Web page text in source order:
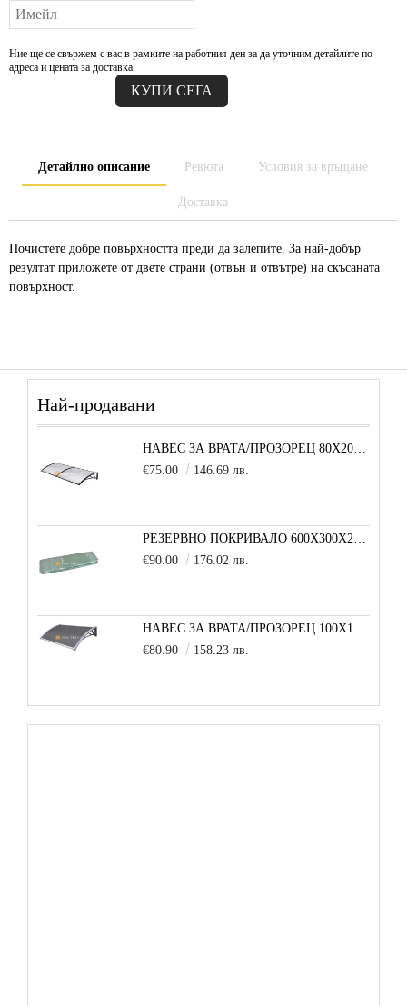
Ние ще се свържем с вас в рамките на работния ден за да уточним детайлите по
адреса и цената за доставка.
Детайлно описание Ревюта Условия за връщане
Доставка
Почистете добре повърхността преди да залепите. За най-добър
резултат приложете от двете страни (отвън и отвътре) на скъсаната
повърхност.
Най-продавани
НАВЕС ЗА ВРАТА/ПРОЗОРЕЦ 80Х200 СМ, ЧЕРНО-ПРОЗРАЧНО
€75.00
146.69 лв.
€90.00
176.02 лв.
€80.90
158.23 лв.